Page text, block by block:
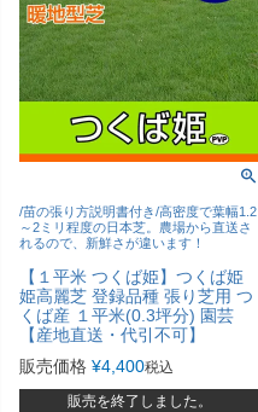
/苗の張り方説明書付き/高密度で葉幅1.2
～2ミリ程度の日本芝。農場から直送さ
れるので、新鮮さが違います！
【１平米 つくば姫】つくば姫
姫高麗芝 登録品種 張り芝用 つ
くば産 １平米(0.3坪分) 園芸
【産地直送・代引不可】
販売価格 ¥4,400税込
販売を終了しました。